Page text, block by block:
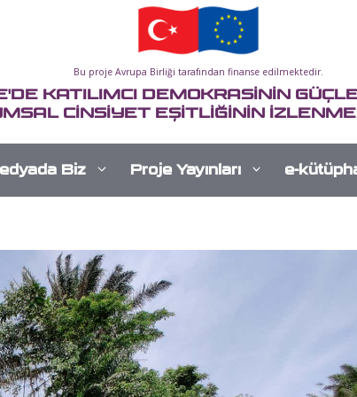
Bu proje Avrupa Birliği tarafından finanse edilmektedir.
KATILIMCI DEMOKRASİNİN
CİNSİYET EŞİTLİĞİNİN
Biz Proje Yayınları e-